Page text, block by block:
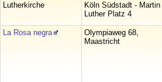
Lutherkirche
Köln Südstadt - Martin
Luther Platz 4
La Rosa negra
Olympiaweg 68,
Maastricht